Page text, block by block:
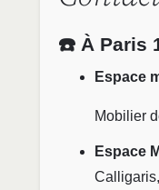
☎️ À Paris
Espace
Mobilier
Espace